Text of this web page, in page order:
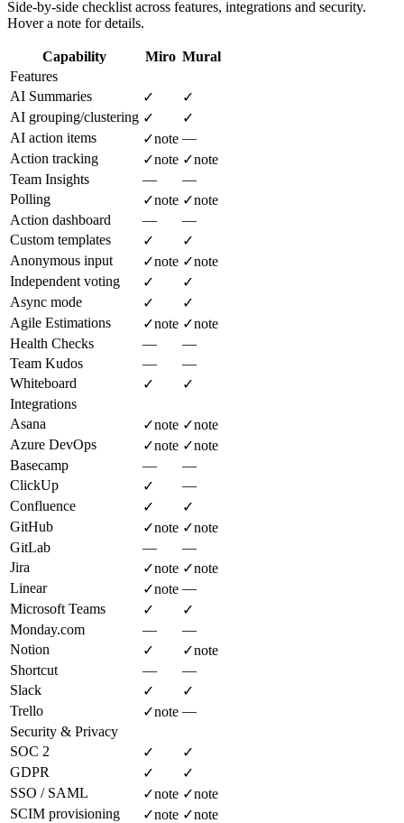
Side-by-side checklist across features, integrations and security.
Hover a note for details.
Capability Miro Mural
Features
AI Summaries
✓
✓
AI grouping/clustering ✓
✓
AI action items
✓note —
Action tracking
✓note ✓note
Team Insights
—
—
Polling
✓note ✓note
Action dashboard
—
—
Custom templates
✓
✓
Anonymous input
✓note ✓note
Independent voting
✓
✓
Async mode
✓
✓
Agile Estimations
✓note ✓note
Health Checks
—
—
Team Kudos
—
—
Whiteboard
✓
✓
Integrations
Asana
✓note ✓note
Azure DevOps
✓note ✓note
Basecamp
—
—
ClickUp
✓
—
Confluence
✓
✓
GitHub
✓note ✓note
GitLab
—
—
Jira
✓note ✓note
Linear
✓note —
Microsoft Teams
✓
✓
Monday.com
—
—
Notion
✓ ✓note
Shortcut
—
—
Slack
✓
✓
Trello
✓note —
Security & Privacy
SOC 2
✓
✓
GDPR
✓
✓
SSO / SAML
✓note ✓note
SCIM provisioning
✓note ✓note